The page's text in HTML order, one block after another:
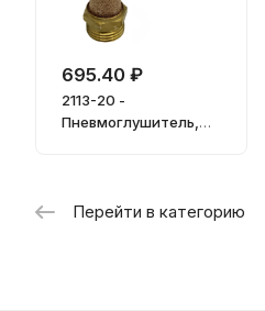
695.40 ₽
2113-20 -
Пневмоглушитель,
Перейти в категорию